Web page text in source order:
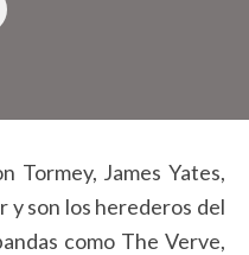
Tormey, James Yates,
y son los herederos del
como The Verve,